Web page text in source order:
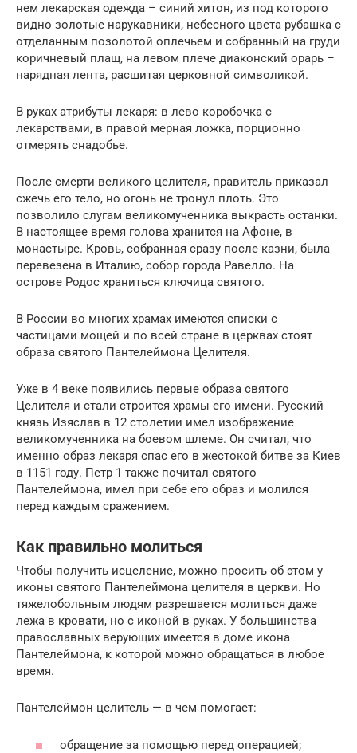
нем лекарская одежда – синий хитон, из под которого
видно золотые нарукавники, небесного цвета рубашка с
отделанным позолотой оплечьем и собранный на груди
коричневый плащ, на левом плече диаконский орарь –
нарядная лента, расшитая церковной символикой.
В руках атрибуты лекаря: в лево коробочка с
лекарствами, в правой мерная ложка, порционно
отмерять снадобье.
После смерти великого целителя, правитель приказал
сжечь его тело, но огонь не тронул плоть. Это
позволило слугам великомученника выкрасть останки.
В настоящее время голова хранится на Афоне, в
монастыре. Кровь, собранная сразу после казни, была
перевезена в Италию, собор города Равелло. На
острове Родос храниться ключица святого.
В России во многих храмах имеются списки с
частицами мощей и по всей стране в церквах стоят
образа святого Пантелеймона Целителя.
Уже в 4 веке появились первые образа святого
Целителя и стали строится храмы его имени. Русский
князь Изяслав в 12 столетии имел изображение
великомученника на боевом шлеме. Он считал, что
именно образ лекаря спас его в жестокой битве за Киев
в 1151 году. Петр 1 также почитал святого
Пантелеймона, имел при себе его образ и молился
перед каждым сражением.
Как правильно молиться
Чтобы получить исцеление, можно просить об этом у
иконы святого Пантелеймона целителя в церкви. Но
тяжелобольным людям разрешается молиться даже
лежа в кровати, но с иконой в руках. У большинства
православных верующих имеется в доме икона
Пантелеймона, к которой можно обращаться в любое
время.
Пантелеймон целитель — в чем помогает:
обращение за помощью перед операцией;